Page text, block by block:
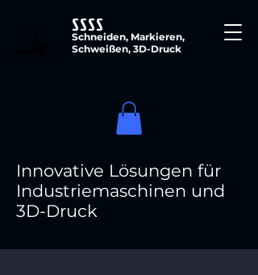
SSSS
Schneiden, Markieren,
Schweißen, 3D-Druck
Innovative Lösungen für
Industriemaschinen und
3D-Druck